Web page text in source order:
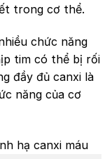
trong cơ thể.
chức năng
tim có thể bị rối
đầy đủ canxi là
năng của cơ